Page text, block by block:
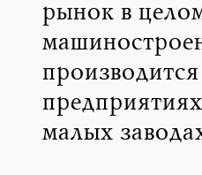
рынок в
малых